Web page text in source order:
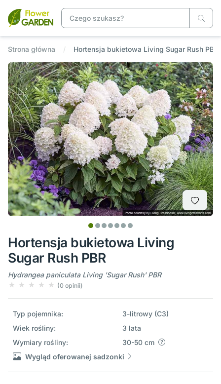
Strona główna Hortensja bukietowa Living Sugar Rush PBR
Hortensja bukietowa Living
Sugar Rush PBR
Hydrangea paniculata Living 'Sugar Rush' PBR
(0 opinii)
Typ pojemnika:
3-litrowy (C3)
Wiek rośliny:
3 lata
Wymiary rośliny:
30-50 cm
Wygląd oferowanej sadzonki